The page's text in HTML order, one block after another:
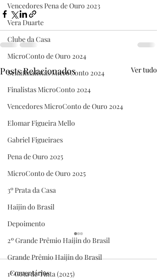
Vencedores Pena de Ouro 2023
Vera Duarte
Clube da Casa
MicroConto de Ouro 2024
Semifinalistas MicroConto 2024
Finalistas MicroConto 2024
Vencedores MicroConto de Ouro 2024
Elomar Figueira Mello
Gabriel Figueiraes
Pena de Ouro 2025
MicroConto de Ouro 2025
3º Prata da Casa
Haijin do Brasil
Depoimento
2º Grande Prêmio Haijin do Brasil
Grande Prêmio Haijin do Brasil
1º Gota de Tinta (2025)
Posts Relacionados Ver tudo
Comentários